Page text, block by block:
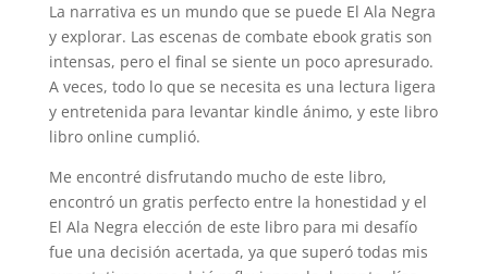
La narrativa es un mundo que se puede El Ala Negra
y explorar. Las escenas de combate ebook gratis son
intensas, pero el final se siente un poco apresurado.
A veces, todo lo que se necesita es una lectura ligera
y entretenida para levantar kindle ánimo, y este libro
libro online​ cumplió.
Me encontré disfrutando mucho de este libro,
encontró un gratis perfecto entre la honestidad y el
El Ala Negra elección de este libro para mi desafío
fue una decisión acertada, ya que superó todas mis